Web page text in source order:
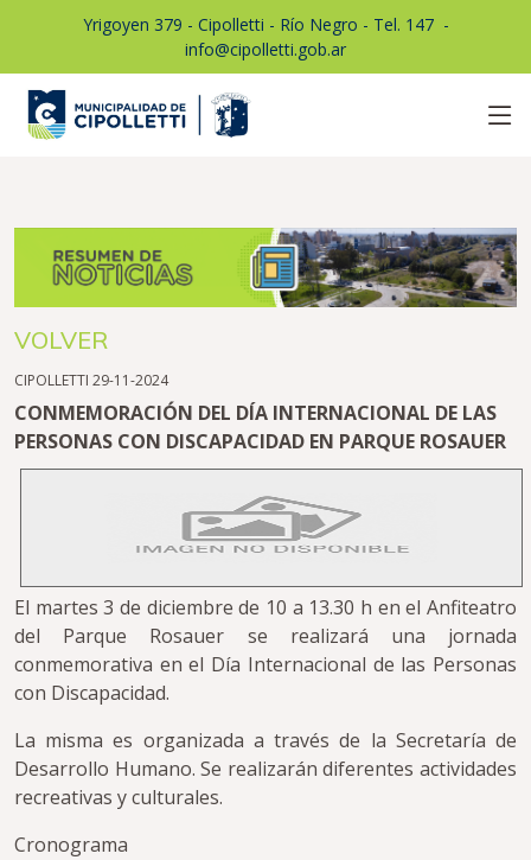
Yrigoyen 379 - Cipolletti - Río Negro - Tel. 1471 -
info@cipolletti.gob.ar
VOLVER
CIPOLLETTI 29-11-2024
CONMEMORACIÓN DEL DÍA INTERNACIONAL DE LAS
PERSONAS CON DISCAPACIDAD EN PARQUE ROSAUER
El martes 3 de diciembre de 10 a 13.30 h en el Anfiteatro
del Parque Rosauer se realizará una jornada
conmemorativa en el Día Internacional de las Personas
con Discapacidad.
La misma es organizada a través de la Secretaría de
Desarrollo Humano. Se realizarán diferentes actividades
recreativas y culturales.
Cronograma